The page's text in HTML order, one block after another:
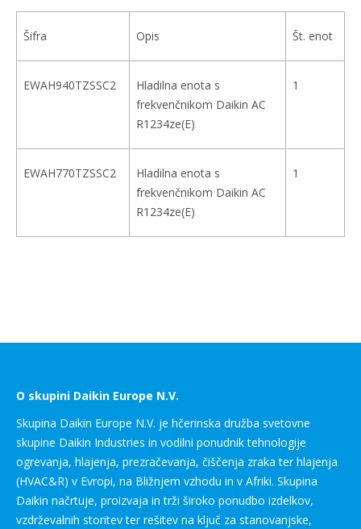
Šifra Opis Št. enot
EWAH940TZSSC2
Hladilna enota s
frekvenčnikom Daikin AC
R1234ze(E)
1
EWAH770TZSSC2
Hladilna enota s
frekvenčnikom Daikin AC
R1234ze(E)
1
O skupini Daikin Europe N.V.
Skupina Daikin Europe N.V. je hčerinska družba svetovne
skupine Daikin Industries in vodilni ponudnik tehnologije
ogrevanja, hlajenja, prezračevanja, čiščenja zraka ter hlajenja
(HVAC&R) v Evropi, na Bližnjem vzhodu in v Afriki. Skupina
Daikin načrtuje, proizvaja in trži široko ponudbo izdelkov,
vzdrževalnih storitev ter rešitev na ključ za stanovanjske,